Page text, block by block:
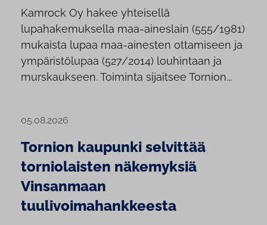
Kamrock Oy hakee yhteisellä
lupahakemuksella maa-aineslain (555/1981)
mukaista lupaa maa-ainesten ottamiseen ja
ympäristölupaa (527/2014) louhintaan ja
murskaukseen. Toiminta sijaitsee Tornion...
05.08.2026
Tornion kaupunki selvittää
torniolaisten näkemyksiä
Vinsanmaan
tuulivoimahankkeesta